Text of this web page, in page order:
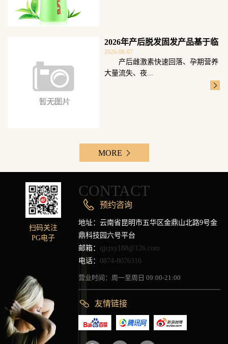
2026年产后脱发固发产品基于临
床毛囊数
2026-08-07
产后雌激素快速回落、孕期营养
大量流失、夜...
MORE
扫码关注
PG电子
CONTACT
预约咨询
地址：云南省昆明市五华区金鼎山北路9号金
鼎科技园六号平台
邮箱： qjcjxy188@126.com
电话： 0874-8076316
营业时间：周一至周日 09:00-21:00
友情链接